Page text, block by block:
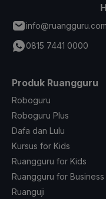
info@ruangguru.com
0815 7441 0000
Produk Ruangguru
Roboguru
Roboguru Plus
Dafa dan Lulu
Kursus for Kids
Ruangguru for Kids
Ruangguru for Business
Ruanguji